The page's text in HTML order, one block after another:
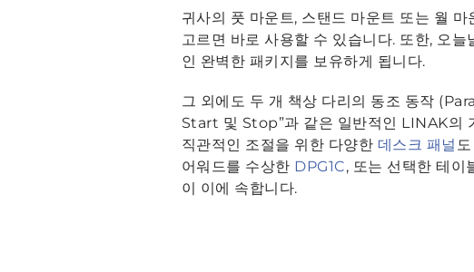
귀사의 풋 마운트, 스탠드 마운트 또는 월
고르면 바로 사용할 수 있습니다. 또한, 오
인 완벽한 패키지를 보유하게 됩니다.
그 외에도 두 개 책상 다리의 동조 동작
Start 및 Stop”과 같은 일반적인 LINAK의
직관적인 조절을 위한 다양한 데스크 패널
어워드를 수상한 DPG1C, 또는 선택한 테이
이 이에 속합니다.